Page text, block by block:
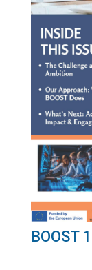
BOOST